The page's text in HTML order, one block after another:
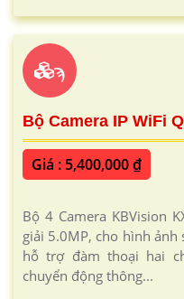
ϡ
Bộ Camera IP WiFi
Giá : 5,400,000 ₫
Bộ 4 Camera KBVision
giải 5.0MP, cho hình ảnh
hỗ trợ đàm thoại hai
chuyển động thông...